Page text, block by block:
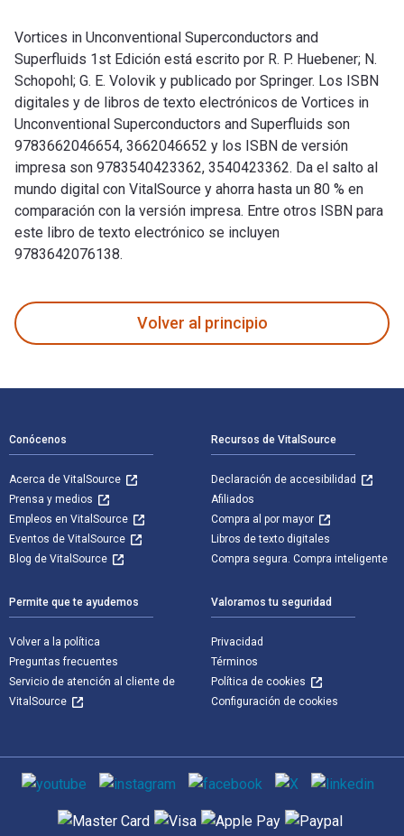
Vortices in Unconventional Superconductors and
Superfluids 1st Edición está escrito por R. P. Huebener; N.
Schopohl; G. E. Volovik y publicado por Springer. Los ISBN
digitales y de libros de texto electrónicos de Vortices in
Unconventional Superconductors and Superfluids son
9783662046654, 3662046652 y los ISBN de versión
impresa son 9783540423362, 3540423362. Da el salto al
mundo digital con VitalSource y ahorra hasta un 80 % en
comparación con la versión impresa. Entre otros ISBN para
este libro de texto electrónico se incluyen
9783642076138.
Volver al principio
Conócenos
Acerca de VitalSource
Prensa y medios
Empleos en VitalSource
Eventos de VitalSource
Blog de VitalSource
Recursos de VitalSource
Declaración de accesibilidad
Afiliados
Compra al por mayor
Libros de texto digitales
Compra segura. Compra inteligente
Permite que te ayudemos
Volver a la política
Preguntas frecuentes
Servicio de atención al cliente de
VitalSource
Valoramos tu seguridad
Privacidad
Términos
Política de cookies
Configuración de cookies
Medios de comunicación social
Métodos de pago admitidos